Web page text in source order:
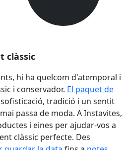
clàssic
hi ha quelcom d'atemporal i
i conservador. El paquet de
tradició i un sentit
passa de moda. A Instavites,
i eines per ajudar-vos a
clàssic perfecte. Des